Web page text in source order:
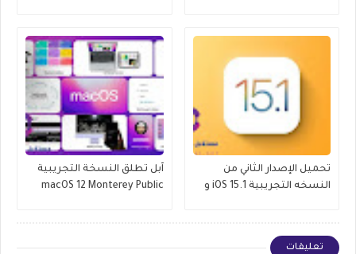
تحميل الإصدار الثاني من
النسخه التجريبية iOS 15.1 و
آبل تطلق النسخة التجريبية
macOS 12 Monterey Public
تعليقات